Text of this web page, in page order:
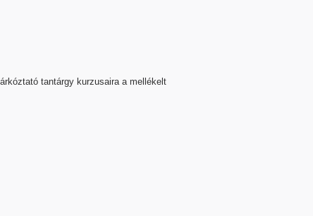
tantárgy kurzusaira a mellékelt